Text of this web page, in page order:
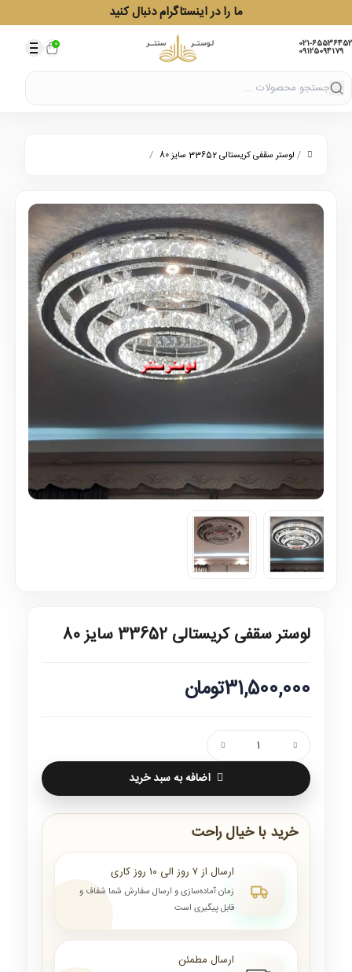
ما را در اینستاگرام دنبال کنید
021-65536452
09125094179
0
/ لوستر سقفی کریستالی 33652 سایز 80 /
لوستر سقفی کریستالی 33652 سایز 80
31,500,000تومان
اضافه به سبد خرید
خرید با خیال راحت
ارسال از ۷ روز الی ۱۰ روز کاری
زمان آماده‌سازی و ارسال سفارش شما شفاف و
قابل پیگیری است
ارسال مطمئن